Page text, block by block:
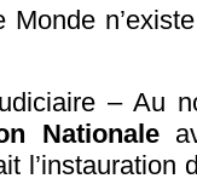
– Au
Nationale